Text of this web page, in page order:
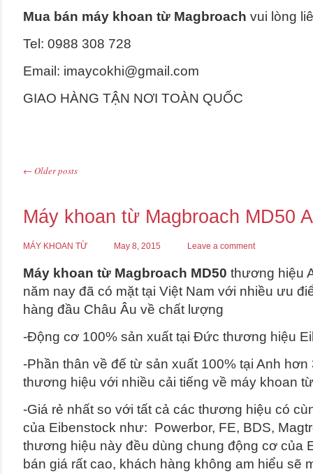
Mua bán máy khoan từ Magbroach vui lòng
Tel: 0988 308 728
Email: imaycokhi@gmail.com
GIAO HÀNG TẬN NƠI TOÀN QUỐC
← Older posts
Máy khoan từ Magbroach MD50
MÁY KHOAN TỪ May 8, 2015 Leave a comment
Máy khoan từ Magbroach MD50 thương hiệu
năm nay đã có mặt tại Việt Nam với nhiều ưu
hàng đầu Châu Âu về chất lượng
-Động cơ 100% sản xuất tại Đức thương hiệu
-Phần thân về đế từ sản xuất 100% tại Anh
thương hiệu với nhiều cải tiếng về máy khoan
-Giá rẻ nhất so với tất cả các thương hiệu có
của Eibenstock như: Powerbor, FE, BDS,
thương hiệu này đều dùng chung động cơ của
bán giá rất cao, khách hàng không am hiểu sẽ